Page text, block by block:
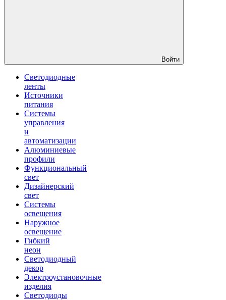
Войти
Светодиодные
ленты
Источники
питания
Системы
управления
и
автоматизации
Алюминиевые
профили
Функциональный
свет
Дизайнерский
свет
Системы
освещения
Наружное
освещение
Гибкий
неон
Светодиодный
декор
Электроустановочные
изделия
Светодиоды